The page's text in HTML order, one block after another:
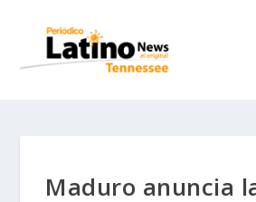
Maduro anuncia